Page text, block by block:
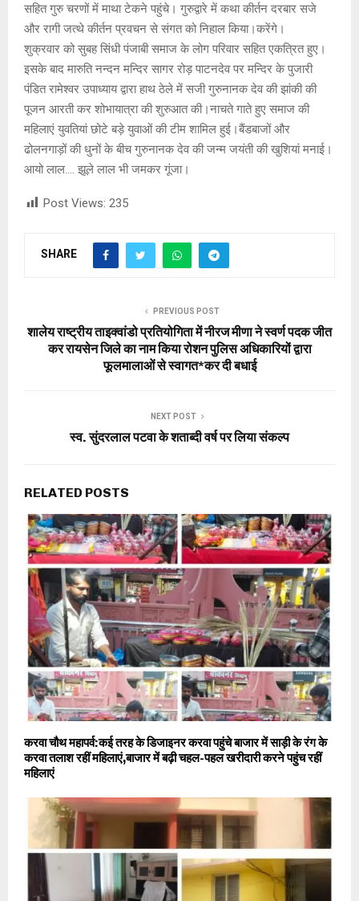
सहित गुरु चरणों में माथा टेकने पहुंचे। गुरुद्वारे में कथा कीर्तन दरबार सजे
और रागी जत्थे कीर्तन प्रवचन से संगत को निहाल किया।करेंगे।
शुक्रवार को सुबह सिंधी पंजाबी समाज के लोग परिवार सहित एकत्रित हुए।
इसके बाद मारुति नन्दन मन्दिर सागर रोड़ पाटनदेव पर मन्दिर के पुजारी
पंडित रामेश्वर उपाध्याय द्वारा हाथ ठेले में सजी गुरुनानक देव की झांकी की
पूजन आरती कर शोभायात्रा की शुरुआत की।नाचते गाते हुए समाज की
महिलाएं युवतियां छोटे बड़े युवाओं की टीम शामिल हुई।बैंडबाजों और
ढोलनगाड़ों की धुनों के बीच गुरुनानक देव की जन्म जयंती की खुशियां मनाई।
आयो लाल…. झूले लाल भी जमकर गूंजा।
Post Views: 235
SHARE
PREVIOUS POST
शालेय राष्ट्रीय ताइक्वांडो प्रतियोगिता में नीरज मीणा ने स्वर्ण पदक जीत
कर रायसेन जिले का नाम किया रोशन पुलिस अधिकारियों द्वारा
फूलमालाओं से स्वागत*कर दी बधाई
NEXT POST
स्व. सुंदरलाल पटवा के शताब्दी वर्ष पर लिया संकल्प
RELATED POSTS
करवा चौथ महापर्व:कई तरह के डिजाइनर करवा पहुंचे बाजार में साड़ी के रंग के
करवा तलाश रहीं महिलाएं,बाजार में बढ़ी चहल-पहल खरीदारी करने पहुंच रहीं
महिलाएं